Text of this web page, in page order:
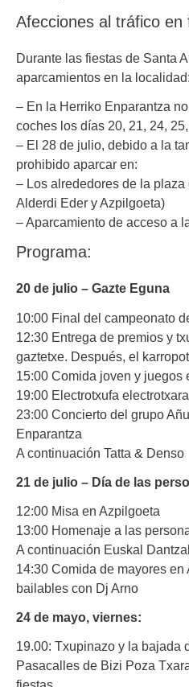
Afecciones al tráfico en
Durante las fiestas de Santa
aparcamientos en la localidad:
– En la Herriko Enparantza
coches los días 20, 21, 24,
– El 28 de julio, debido a la
prohibido aparcar en:
– Los alrededores de la
Alderdi Eder y Azpilgoeta)
– Aparcamiento de acceso a
Programa:
20 de julio – Gazte Eguna
10:00 Final del campeonato
12:30 Entrega de premios y
gaztetxe. Después, el
15:00 Comida joven y juegos
19:00 Electrotxufa
23:00 Concierto del grupo
Enparantza
A continuación Tatta & Denso
21 de julio – Día de las
12:00 Misa en Azpilgoeta
13:00 Homenaje a las
A continuación Euskal
14:30 Comida de mayores
bailables con Dj Arno
24 de mayo, viernes:
19.00: Txupinazo y la bajada
Pasacalles de Bizi Poza